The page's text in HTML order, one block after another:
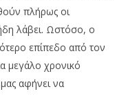
πλήρως οι
λάβει. Ωστόσο, ο
επίπεδο από τον
μεγάλο χρονικό
αφήνει να